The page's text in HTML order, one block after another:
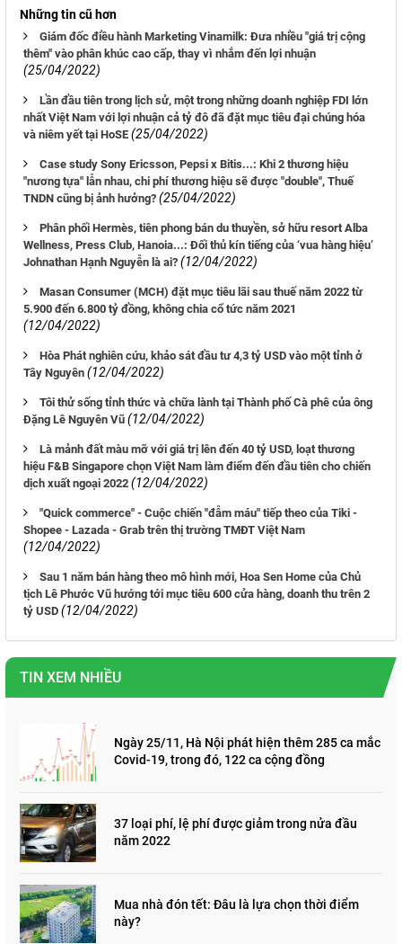
Những tin cũ hơn
Giám đốc điều hành Marketing Vinamilk: Đưa nhiều "giá trị cộng
thêm" vào phân khúc cao cấp, thay vì nhắm đến lợi nhuận
(25/04/2022)
Lần đầu tiên trong lịch sử, một trong những doanh nghiệp FDI lớn
nhất Việt Nam với lợi nhuận cả tỷ đô đã đặt mục tiêu đại chúng hóa
và niêm yết tại HoSE (25/04/2022)
Case study Sony Ericsson, Pepsi x Bitis...: Khi 2 thương hiệu
"nương tựa" lẫn nhau, chi phí thương hiệu sẽ được "double", Thuế
TNDN cũng bị ảnh hưởng? (25/04/2022)
Phân phối Hermès, tiên phong bán du thuyền, sở hữu resort Alba
Wellness, Press Club, Hanoia...: Đối thủ kín tiếng của ‘vua hàng hiệu’
Johnathan Hạnh Nguyễn là ai? (12/04/2022)
Masan Consumer (MCH) đặt mục tiêu lãi sau thuế năm 2022 từ
5.900 đến 6.800 tỷ đồng, không chia cổ tức năm 2021
(12/04/2022)
Hòa Phát nghiên cứu, khảo sát đầu tư 4,3 tỷ USD vào một tỉnh ở
Tây Nguyên (12/04/2022)
Tôi thử sống tỉnh thức và chữa lành tại Thành phố Cà phê của ông
Đặng Lê Nguyên Vũ (12/04/2022)
Là mảnh đất màu mỡ với giá trị lên đến 40 tỷ USD, loạt thương
hiệu F&B Singapore chọn Việt Nam làm điểm đến đầu tiên cho chiến
dịch xuất ngoại 2022 (12/04/2022)
"Quick commerce" - Cuộc chiến "đẫm máu" tiếp theo của Tiki -
Shopee - Lazada - Grab trên thị trường TMĐT Việt Nam
(12/04/2022)
Sau 1 năm bán hàng theo mô hình mới, Hoa Sen Home của Chủ
tịch Lê Phước Vũ hướng tới mục tiêu 600 cửa hàng, doanh thu trên 2
tỷ USD (12/04/2022)
TIN XEM NHIỀU
Ngày 25/11, Hà Nội phát hiện thêm 285 ca mắc
Covid-19, trong đó, 122 ca cộng đồng
37 loại phí, lệ phí được giảm trong nửa đầu
năm 2022
Mua nhà đón tết: Đâu là lựa chọn thời điểm
này?